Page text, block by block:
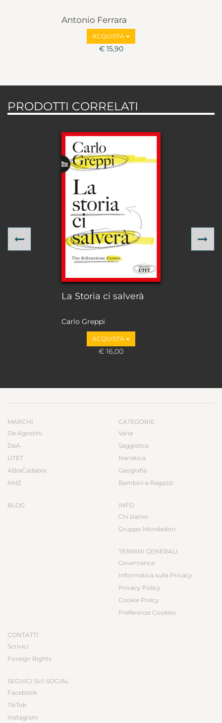
Antonio Ferrara
ACQUISTA
€ 15,90
PRODOTTI CORRELATI
La Storia ci salverà
Carlo Greppi
ACQUISTA
€ 16,00
Previous
MARCHI
De Agostini
DeA
UTET
ABraCadabra
AMZ
BLOG
CATEGORIE
Varia
Saggistica
Narrativa
Geografia
Bambini e Ragazzi
INFO
Chi siamo
Gruppo Mondadori
TERMINI GENERALI
Governance
Informativa sulla Privacy
Privacy Policy
Cookie Policy
Preferenze Cookies
CONTATTI
Scrivici
Foreign Rights
SEGUICI SUI SOCIAL
Facebook
TikTok
Instagram